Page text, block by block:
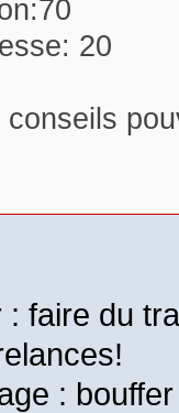
20
conseils
: faire du
: